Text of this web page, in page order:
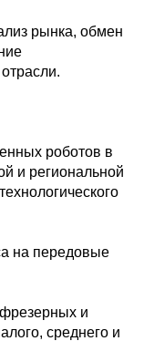
рынка, обмен
роботов в
и региональной
на передовые
и
среднего и